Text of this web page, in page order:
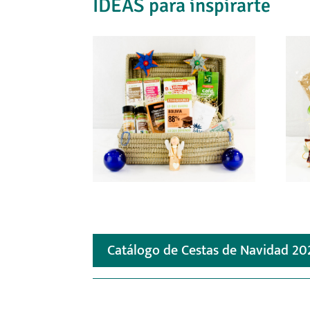
IDEAS para inspirarte
Catálogo de Cestas de Navidad